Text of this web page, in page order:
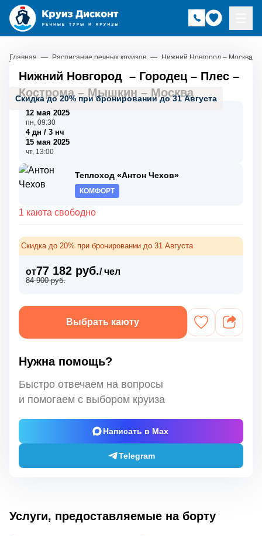
Главная — Расписание речных круизов — Нижний Новгород – Москва
Скидка до 20% при бронировании до 31 Августа
Нижний Новгород – Городец– Плес –
Кострома– Мышкин – Москва
12 мая 2025
пн, 09:30
4 дн / 3 нч
15 мая 2025
чт, 13:00
Теплоход «Антон Чехов»
КОМФОРТ
1 каюта свободно
Скидка до 20% при бронировании до 31 Августа
от77 182 руб./ чел
84 900 руб.
Выбрать каюту
Нужна помощь?
Быстро отвечаем на вопросы
и помогаем с выбором круиза
Написать в Max
Telegram
Услуги, предоставляемые на борту